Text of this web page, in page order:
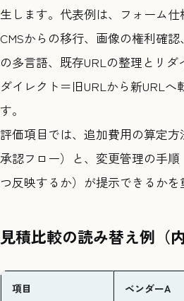
生します。代表例は、フォーム
CMSからの移行、画像の権利確
の多言語、既存URLの整理とリダ
ダイレクト＝旧URLから新URLへ
す。
評価項目では、追加費用の算定方
承認フロー）と、変更管理の手
つ反映するか）が提示できるかを
見積比較の読み替え例（
項目 ベンダーA